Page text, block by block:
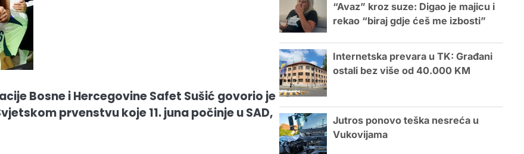
Bosne i Hercegovine Safet Sušić govorio je
prvenstvu koje 11. juna počinje u SAD,
“Avaz” kroz suze: Digao je majicu i
rekao “biraj gdje ćeš me izbosti”
Internetska prevara u TK: Građani
ostali bez više od 40.000 KM
Jutros ponovo teška nesreća u
Vukovijama